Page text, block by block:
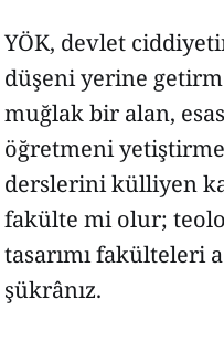
YÖK, devlet
düşeni yerine
muğlak bir alan,
öğretmeni
derslerini külliyen
fakülte mi olur;
tasarımı fakülteleri
şükrânız.